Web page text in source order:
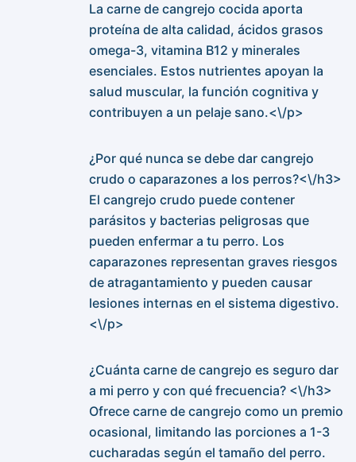
La carne de cangrejo cocida aporta
proteína de alta calidad, ácidos grasos
omega-3, vitamina B12 y minerales
esenciales. Estos nutrientes apoyan la
salud muscular, la función cognitiva y
contribuyen a un pelaje sano.<\/p>
¿Por qué nunca se debe dar cangrejo
crudo o caparazones a los perros?<\/h3>
El cangrejo crudo puede contener
parásitos y bacterias peligrosas que
pueden enfermar a tu perro. Los
caparazones representan graves riesgos
de atragantamiento y pueden causar
lesiones internas en el sistema digestivo.
<\/p>
¿Cuánta carne de cangrejo es seguro dar
a mi perro y con qué frecuencia? <\/h3>
Ofrece carne de cangrejo como un premio
ocasional, limitando las porciones a 1-3
cucharadas según el tamaño del perro.